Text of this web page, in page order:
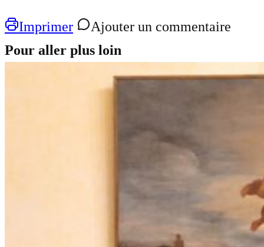
Imprimer
Ajouter un commentaire
Pour aller plus loin